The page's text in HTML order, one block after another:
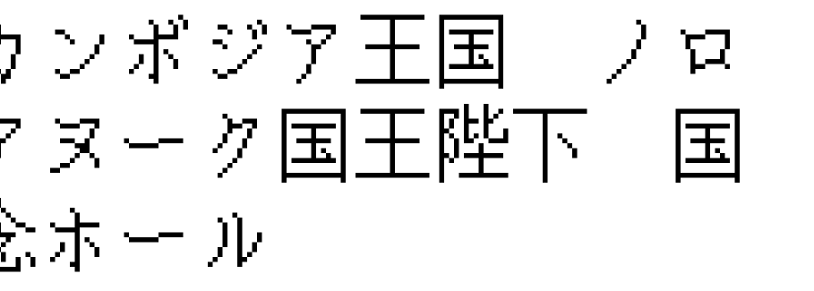
ボジア王国 ノロ
ヌーク国王陛下 国
ホール